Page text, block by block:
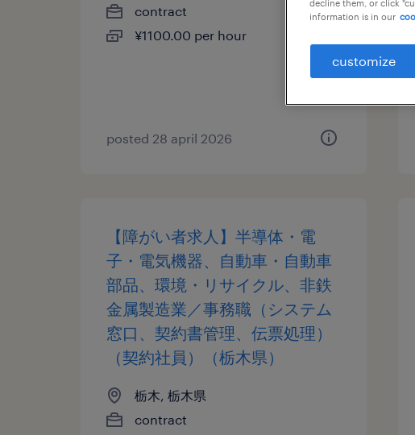
contract
¥1100.00 per hour
posted 28 april 2026
【障がい者求人】半導体・電
子・電気機器、自動車・自動車
部品、環境・リサイクル、非鉄
金属製造業／事務職（システム
窓口、契約書管理、伝票処理）
（契約社員）（栃木県）
栃木, 栃木県
contract
decline them, or click
information is in our
customize